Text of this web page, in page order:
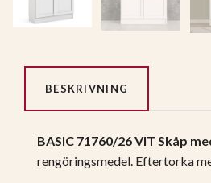
BESKRIVNING
BASIC 71760/26 VIT Skåp
rengöringsmedel. Eftertorka